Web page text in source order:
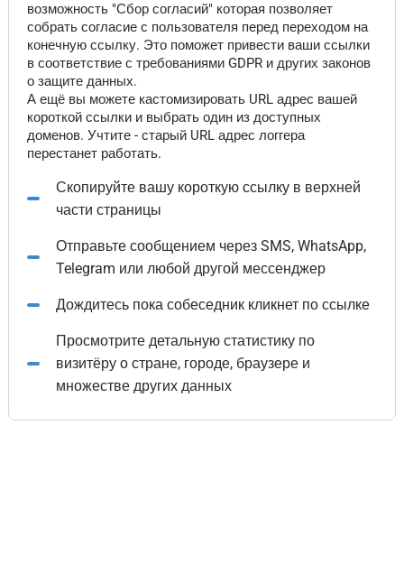
возможность "Сбор согласий" которая позволяет
собрать согласие с пользователя перед переходом на
конечную ссылку. Это поможет привести ваши ссылки
в соответствие с требованиями GDPR и других законов
о защите данных.
А ещё вы можете кастомизировать URL адрес вашей
короткой ссылки и выбрать один из доступных
доменов. Учтите - старый URL адрес логгера
перестанет работать.
Скопируйте вашу короткую ссылку в верхней
части страницы
Отправьте сообщением через SMS, WhatsApp,
Telegram или любой другой мессенджер
Дождитесь пока собеседник кликнет по ссылке
Просмотрите детальную статистику по
визитёру о стране, городе, браузере и
множестве других данных